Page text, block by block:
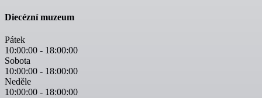
Diecézní muzeum
Pátek
10:00:00 - 18:00:00
Sobota
10:00:00 - 18:00:00
Neděle
10:00:00 - 18:00:00